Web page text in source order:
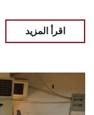
اقرأ المزيد